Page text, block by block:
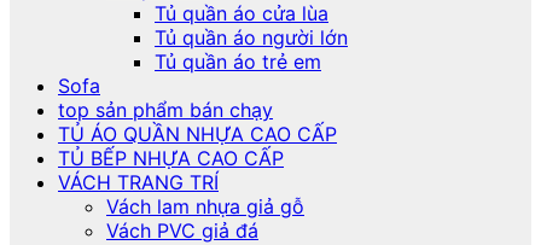
Tủ quần áo cửa lùa
Tủ quần áo người lớn
Tủ quần áo trẻ em
Sofa
top sản phẩm bán chạy
TỦ ÁO QUẦN NHỰA CAO CẤP
TỦ BẾP NHỰA CAO CẤP
VÁCH TRANG TRÍ
Vách lam nhựa giả gỗ
Vách PVC giả đá